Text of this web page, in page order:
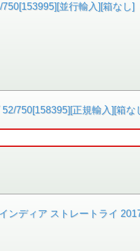
並行輸入][箱なし]
750[158395][正規輸入][箱な
ンディア ストレートライ